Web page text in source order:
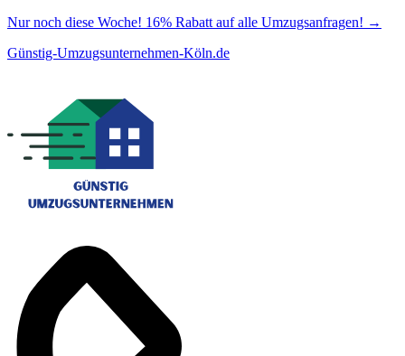
Nur noch diese Woche! 16% Rabatt auf alle Umzugsanfragen! →
Günstig-Umzugsunternehmen-Köln.de